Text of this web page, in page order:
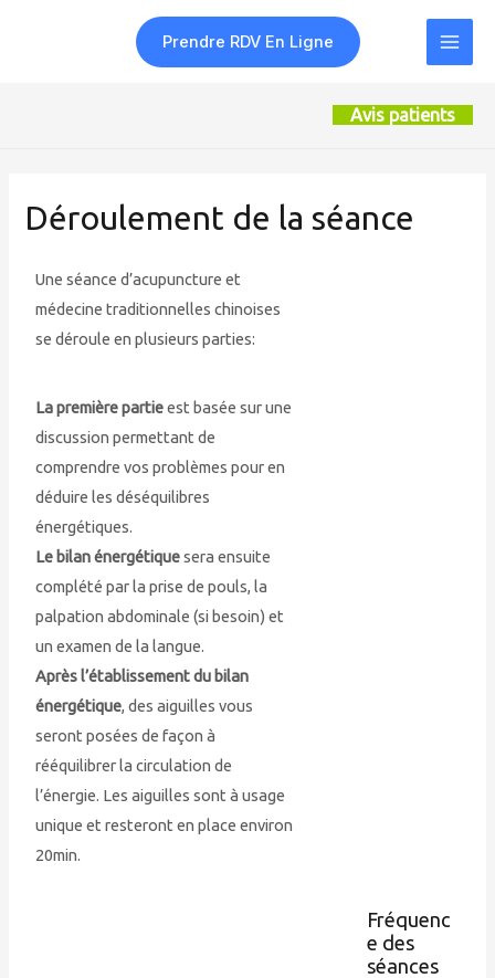
Prendre RDV En Ligne
Avis patients
Déroulement de la séance
Une séance d’acupuncture et
médecine traditionnelles chinoises
se déroule en plusieurs parties:
La première partieest basée sur une
discussion permettant de
comprendre vos problèmes pour en
déduire les déséquilibres
énergétiques.
Le bilan énergétiquesera ensuite
complété par la prise de pouls, la
palpation abdominale (si besoin) et
un examen de la langue.
Après l’établissement du bilan
énergétique, des aiguilles vous
seront posées de façon à
rééquilibrer la circulation de
l’énergie. Les aiguilles sont à usage
unique et resteront en place environ
20min.
Fréquenc
e des
séances